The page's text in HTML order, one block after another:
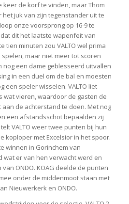
keer de korf te vinden, maar Thom
juk van zijn tegenstander uit te
onze voorsprong op 16-9 te
dit het laatste wapenfeit van
tien minuten zou VALTO wel prima
maar niet meer tot scoren
nog een dame geblesseerd uitvallen
in een duel om de bal en moesten
een speler wisselen. VALTO liet
wat vieren, waardoor de gasten de
aan de achterstand te doen. Met nog
een afstandsschot bepaalden zij
VALTO weer twee punten bij hun
koploper met Excelsior in het spoor.
winnen in Gorinchem van
wat er van hen verwacht werd en
ONDO. KOAG deelde de punten
onder de middenmoot staan met
Nieuwerkerk en ONDO.